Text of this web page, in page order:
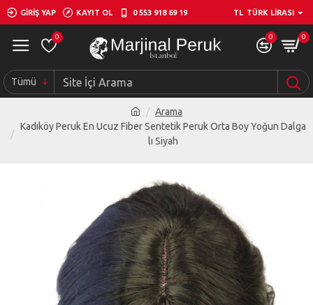
GIRIŞ YAP KAYIT OL 0 553 918 69 19 TL TÜRK LIRASI
0 0 0
Tümü
Arama
Kadıköy Peruk En Ucuz Fiber Sentetik Peruk Orta Boy Yoğun Dalga
lı Siyah